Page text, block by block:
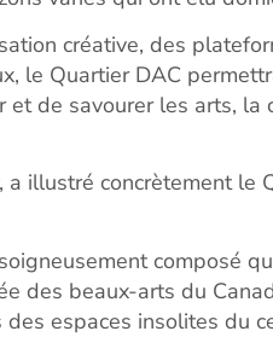
créative, des
le Quartier DAC
et de savourer les arts,
a illustré concrètement le
composé
des beaux-arts du
espaces insolites du